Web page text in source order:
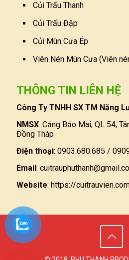
Củi Trấu Thanh
Củi Trấu Đập
Củi Mùn Cưa Ép
Viên Nén Mùn Cưa (Viên
THÔNG TIN LIÊN HỆ
Công Ty TNHH SX TM Năng
NMSX :Cảng Bảo Mai, QL 54,
Đồng Tháp
Điện thoại: 0903.680.685 /
Email:
Website: https://